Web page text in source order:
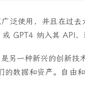
泛使用，并且在过
GPT4 纳入其 API，
另一种新兴的创新
的数据和资产。自由